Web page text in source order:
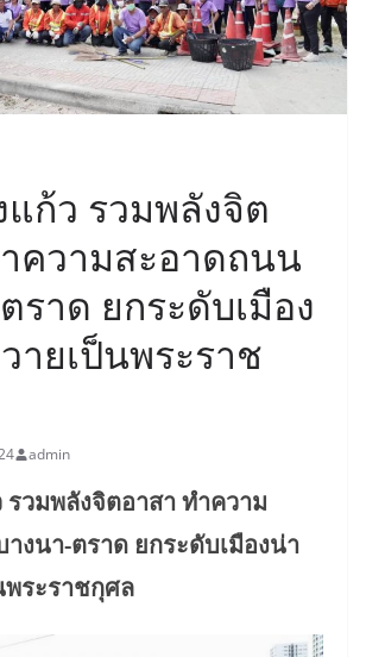
ก้ว รวมพลังจิต
ความสะอาดถนน
ราด ยกระดับเมือง
ายเป็นพระราช
admin
รวมพลังจิตอาสาทำความ
งนา-ตราด ยกระดับเมืองน่า
พระราชกุศล